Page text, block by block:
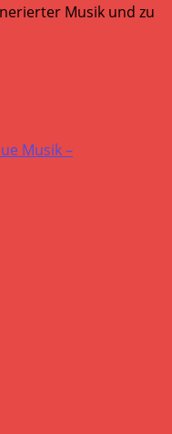
Musik und zu
Musik –